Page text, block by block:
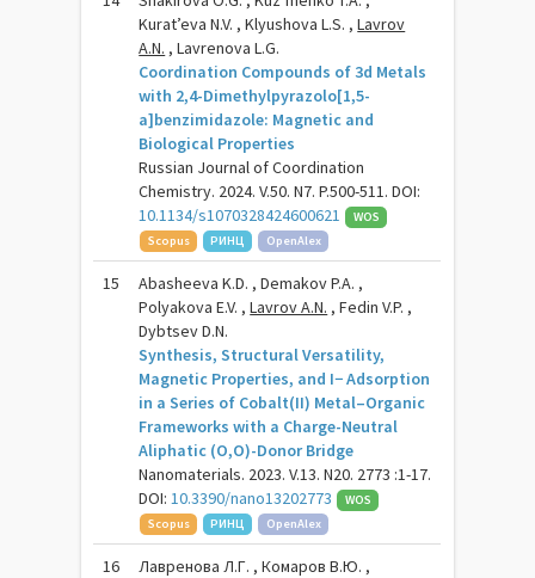
Kurat’eva N.V. , Klyushova L.S. ,Lavrov
A.N. , Lavrenova L.G.
Coordination Compounds of 3d Metals
with 2,4-Dimethylpyrazolo[1,5-
а]benzimidazole: Magnetic and
Biological Properties
Russian Journal of Coordination
Chemistry. 2024. V.50. N7. P.500-511. DOI:
10.1134/s1070328424600621
WOS
Scopus
РИНЦ OpenAlex
15
Abasheeva K.D. , Demakov P.A. ,
Polyakova E.V. ,Lavrov A.N. , Fedin V.P. ,
Dybtsev D.N.
Synthesis, Structural Versatility,
Magnetic Properties, and I− Adsorption
in a Series of Cobalt(II) Metal–Organic
Frameworks with a Charge-Neutral
Aliphatic (O,O)-Donor Bridge
Nanomaterials. 2023. V.13. N20. 2773 :1-17.
DOI:10.3390/nano13202773
WOS
Scopus
РИНЦ OpenAlex
16
Лавренова Л.Г. , Комаров В.Ю. ,